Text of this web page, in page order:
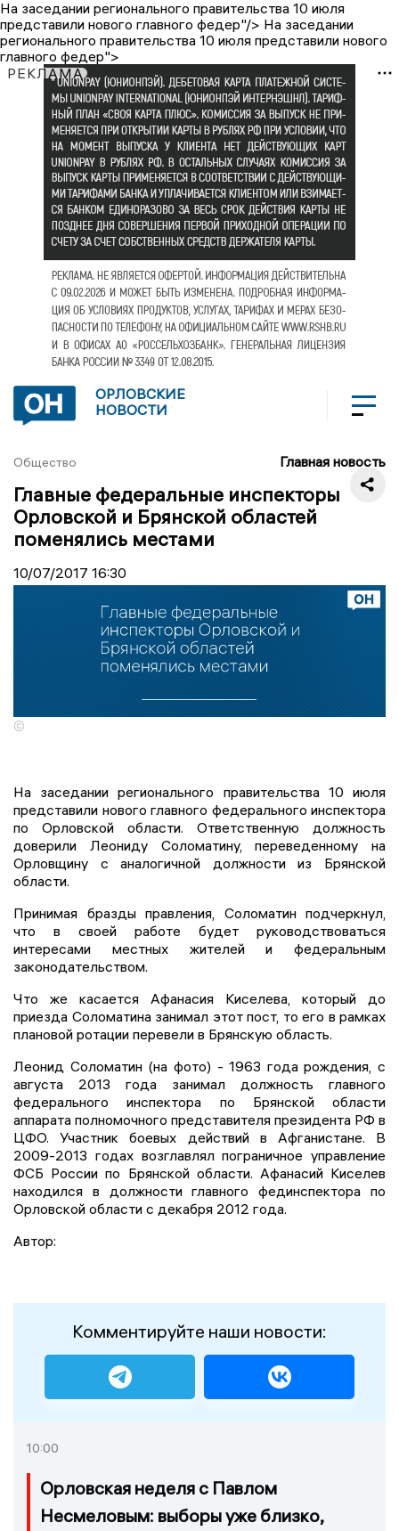
На заседании регионального правительства 10 июля
представили нового главного федер"/> На заседании
регионального правительства 10 июля представили нового
главного федер">
РЕКЛАМА
ОРЛОВСКИЕ
НОВОСТИ
Общество Главная новость
Главные федеральные инспекторы
Орловской и Брянской областей
поменялись местами
10/07/2017 16:30
©
На заседании регионального правительства 10 июля
представили нового главного федерального инспектора
по Орловской области. Ответственную должность
доверили Леониду Соломатину, переведенному на
Орловщину с аналогичной должности из Брянской
области.
Принимая бразды правления, Соломатин подчеркнул,
что в своей работе будет руководствоваться
интересами местных жителей и федеральным
законодательством.
Что же касается Афанасия Киселева, который до
приезда Соломатина занимал этот пост, то его в рамках
плановой ротации перевели в Брянскую область.
Леонид Соломатин (на фото) - 1963 года рождения, с
августа 2013 года занимал должность главного
федерального инспектора по Брянской области
аппарата полномочного представителя президента РФ в
ЦФО. Участник боевых действий в Афганистане. В
2009-2013 годах возглавлял пограничное управление
ФСБ России по Брянской области. Афанасий Киселев
находился в должности главного фединспектора по
Орловской области с декабря 2012 года.
Автор:
Комментируйте наши новости:
10:00
Орловская неделя с Павлом
Несмеловым: выборы уже близко,